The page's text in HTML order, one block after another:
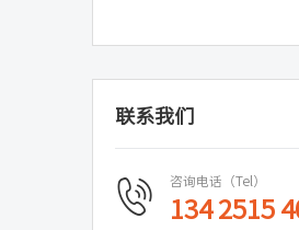
联系我们
咨询电话（Tel）
134 2515